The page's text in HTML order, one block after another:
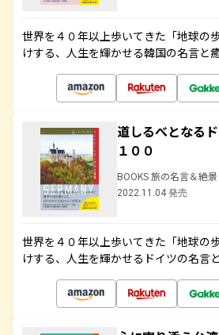
世界を４０年以上歩いてきた「地球の
けする、人生を輝かせる韓国の名言と
道しるべとなる
１００
BOOKS 旅の名言＆絶景
2022.11.04 発売
世界を４０年以上歩いてきた「地球の
けする、人生を輝かせるドイツの名言